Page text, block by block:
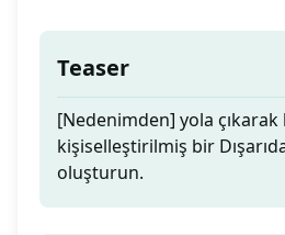
Teaser
[Nedenimden] yola çıkarak
kişiselleştirilmiş bir
oluşturun.